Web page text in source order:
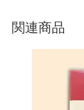
モ
ー
関連商品